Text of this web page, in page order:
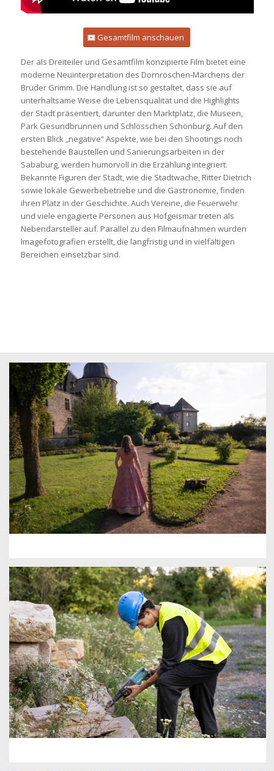
Gesamtfilm anschauen
Der als Dreiteiler und Gesamtfilm konzipierte Film bietet eine
moderne Neuinterpretation des Dornröschen-Märchens der
Brüder Grimm. Die Handlung ist so gestaltet, dass sie auf
unterhaltsame Weise die Lebensqualität und die Highlights
der Stadt präsentiert, darunter den Marktplatz, die Museen,
Park Gesundbrunnen und Schlösschen Schönburg. Auf den
ersten Blick „negative“ Aspekte, wie bei den Shootings noch
bestehende Baustellen und Sanierungsarbeiten in der
Sababurg, werden humorvoll in die Erzählung integriert.
Bekannte Figuren der Stadt, wie die Stadtwache, Ritter Dietrich
sowie lokale Gewerbebetriebe und die Gastronomie, finden
ihren Platz in der Geschichte. Auch Vereine, die Feuerwehr
und viele engagierte Personen aus Hofgeismar treten als
Nebendarsteller auf. Parallel zu den Filmaufnahmen wurden
Imagefotografien erstellt, die langfristig und in vielfältigen
Bereichen einsetzbar sind.